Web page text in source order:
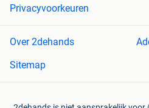
Privacyvoorkeuren
Over 2dehands
Sitemap